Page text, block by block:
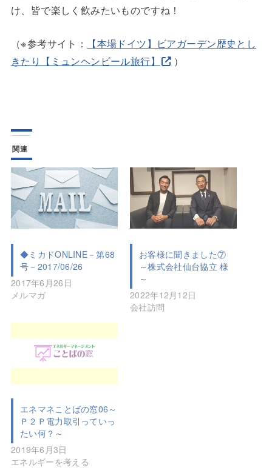
け、皆で楽しく飲みたいものですね！
（※参考サイト：
【本場ドイツ】ビアガーデン歴史とし
きたり【ミュンヘンビール旅行】
）
関連
◆ミカドONLINE－第68
号－2017/06/26
2017年6月26日
メルマガ
お客様に聞きました⑦
～株式会社仙台協立 様
～
2022年12月12日
会社訪問
エネマネことばの窓06～
Ｐ２Ｐ電力取引っていっ
たい何？～
2019年6月3日
エネルギーを考える